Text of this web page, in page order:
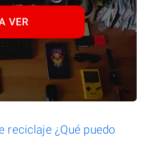
VER
reciclaje ¿Qué puedo